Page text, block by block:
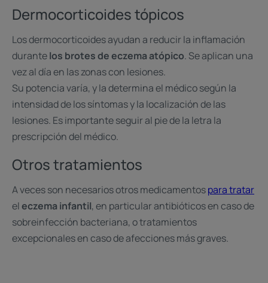
Dermocorticoides tópicos
Los dermocorticoides ayudan a reducir la inflamación
durantelos brotes de eczema atópico. Se aplican una
vez al día en las zonas con lesiones.
Su potencia varía, y la determina el médico según la
intensidad de los síntomas y la localización de las
lesiones. Es importante seguir al pie de la letra la
prescripción del médico.
Otros tratamientos
A veces son necesarios otros medicamentospara tratar
eleczema infantil, en particular antibióticos en caso de
sobreinfección bacteriana, o tratamientos
excepcionales en caso de afecciones más graves.